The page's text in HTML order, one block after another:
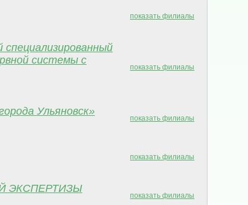
показать филиалы
специализированный
системы с
показать филиалы
Ульяновск»
показать филиалы
показать филиалы
ЭКСПЕРТИЗЫ
показать филиалы